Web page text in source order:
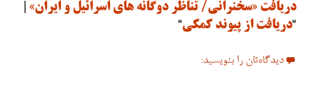
دریافت «سخنرانی/ تناظر دوگانه های اسرائیل و ایران»
“دریافت از پیوند کمکی“
دیدگاه‌تان را بنویسید: